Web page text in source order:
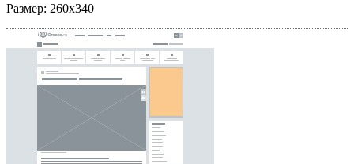
Размер: 260x340